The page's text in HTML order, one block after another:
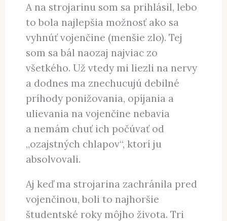
A na strojarinu som sa prihlásil, lebo
to bola najlepšia možnosť ako sa
vyhnúť vojenčine (menšie zlo). Tej
som sa bál naozaj najviac zo
všetkého. Už vtedy mi liezli na nervy
a dodnes ma znechucujú debilné
príhody ponižovania, opíjania a
ulievania na vojenčine nebavia
a nemám chuť ich počúvať od
„ozajstných chlapov“, ktorí ju
absolvovali.
Aj keď ma strojarina zachránila pred
vojenčinou, boli to najhoršie
študentské roky môjho života. Tri